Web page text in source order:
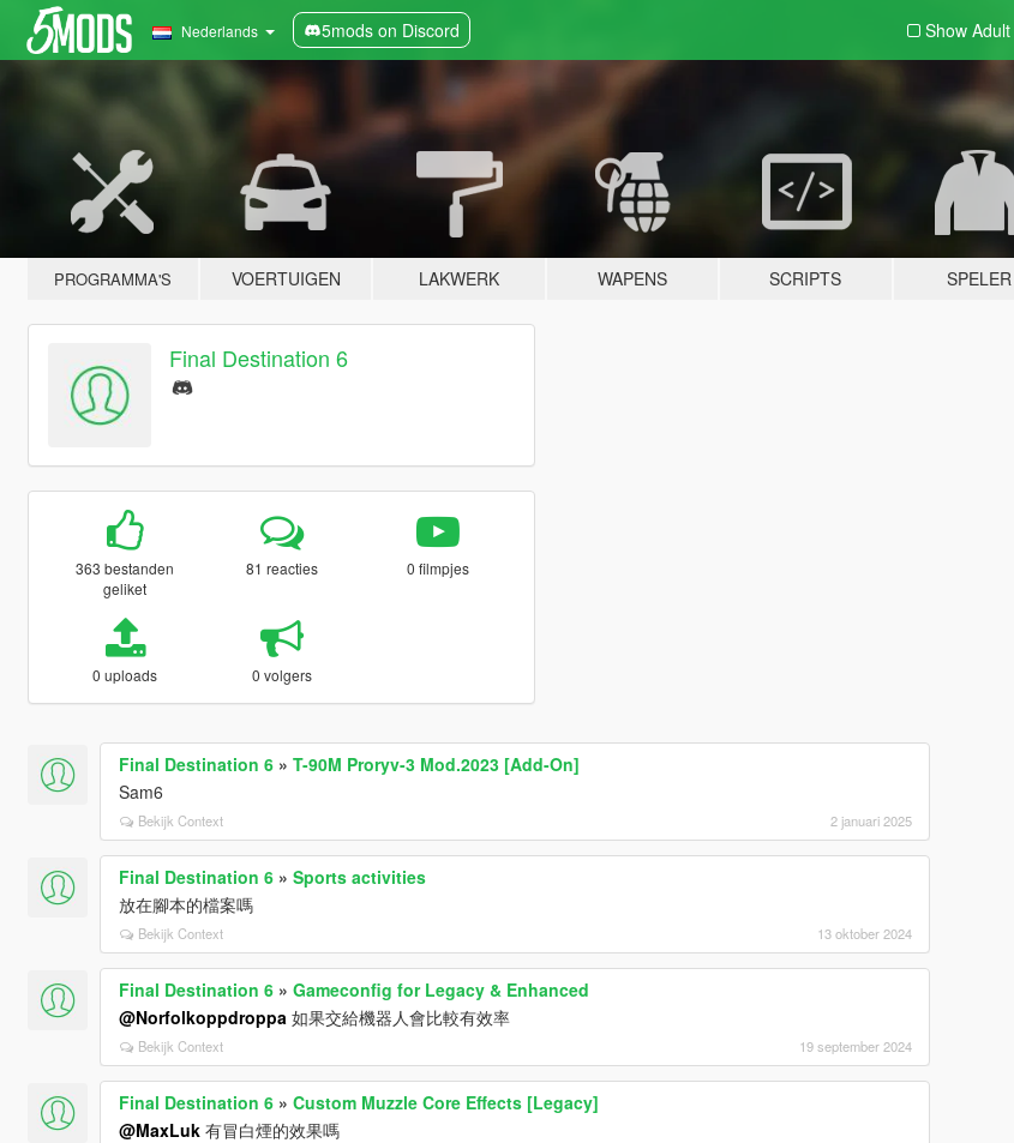
Nederlands 5mods on Discord Show Adult
PROGRAMMA'S VOERTUIGEN LAKWERK WAPENS SCRIPTS SPELER
Final Destination 6
363 bestanden
geliket
81 reacties 0 filmpjes
0 uploads 0 volgers
Final Destination 6» T-90M Proryv-3 Mod.2023 [Add-On]
Sam6
Bekijk Context 2 januari 2025
Final Destination 6» Sports activities
放在腳本的檔案嗎
Bekijk Context 13 oktober 2024
Final Destination 6» Gameconfig for Legacy & Enhanced
@Norfolkoppdroppa 如果交給機器人會比較有效率
Bekijk Context 19 september 2024
Final Destination 6» Custom Muzzle Core Effects [Legacy]
@MaxLuk有冒白煙的效果嗎